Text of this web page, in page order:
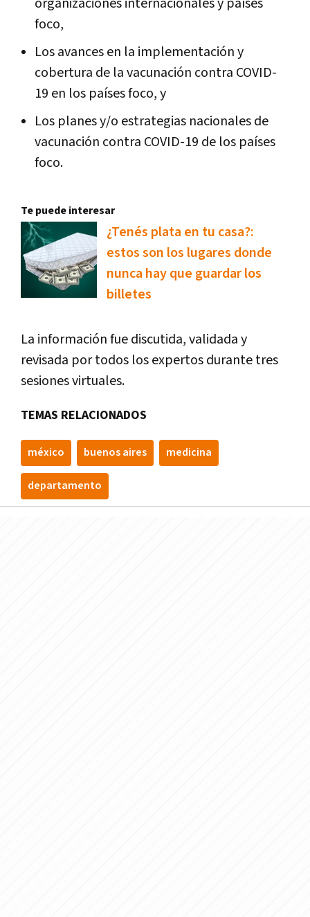
foco,
Los avances en la implementación y
cobertura de la vacunación contra COVID-
19 en los países foco, y
Los planes y/o estrategias nacionales de
vacunación contra COVID-19 de los países
foco.
Te puede interesar
¿Tenés plata en tu casa?:
estos son los lugares donde
nunca hay que guardar los
billetes
La información fue discutida, validada y
revisada por todos los expertos durante tres
sesiones virtuales.
TEMAS RELACIONADOS
méxico buenos aires medicina
departamento